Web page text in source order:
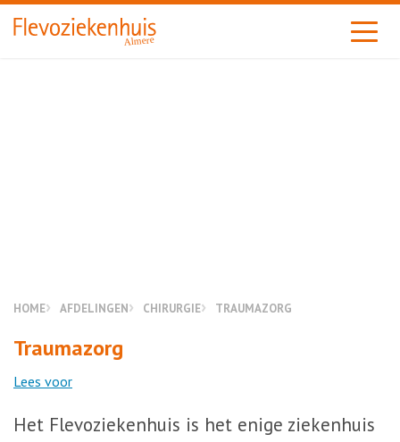
Almere
HOME AFDELINGEN CHIRURGIE TRAUMAZORG
Traumazorg
Lees voor
Het Flevoziekenhuis is het enige ziekenhuis